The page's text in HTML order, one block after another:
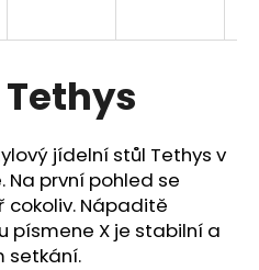
jídelní stůl Tethys v
první pohled se
cokoliv. Nápaditě
písmene X je stabilní a
setkání.